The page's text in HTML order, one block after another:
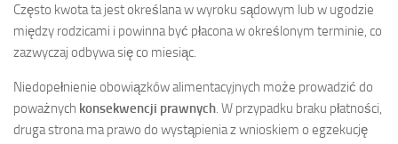
Często kwota ta jest określana w wyroku sądowym lub w ugodzie
między rodzicami i powinna być płacona w określonym terminie, co
zazwyczaj odbywa się co miesiąc.
Niedopełnienie obowiązków alimentacyjnych może prowadzić do
poważnych konsekwencji prawnych . W przypadku braku płatności,
druga strona ma prawo do wystąpienia z wnioskiem o egzekucję